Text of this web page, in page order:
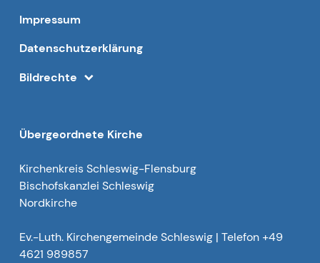
Impressum
Datenschutzerklärung
Bildrechte
Übergeordnete Kirche
Kirchenkreis Schleswig-Flensburg
Bischofskanzlei Schleswig
Nordkirche
Ev.-Luth. Kirchengemeinde Schleswig | Telefon +49
4621 989857